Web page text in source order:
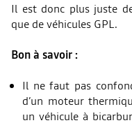
Il est donc plus juste
que de véhicules GPL.
Bon à savoir :
Il ne faut pas
d’un moteur
un véhicule à